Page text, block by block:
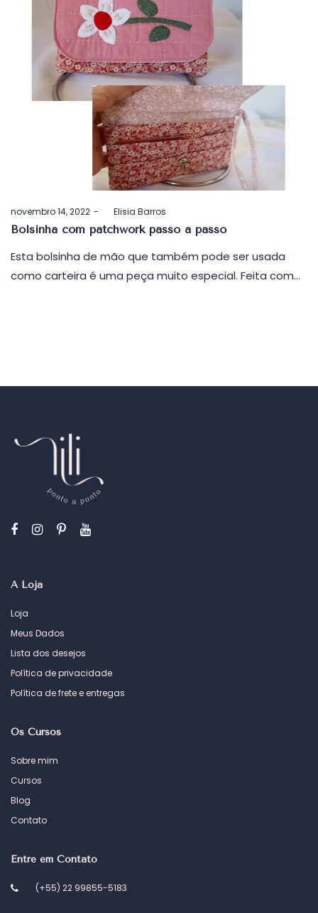
Postado
em
novembro 14, 2022 byElisia Barros
Bolsinha com patchwork passo a passo
Esta bolsinha de mão que também pode ser usada
como carteira é uma peça muito especial. Feita com…
A Loja
Loja
Meus Dados
Lista dos desejos
Política de privacidade
Política de frete e entregas
Os Cursos
Sobre mim
Cursos
Blog
Contato
Entre em Contato
(+55) 22 99855-5183